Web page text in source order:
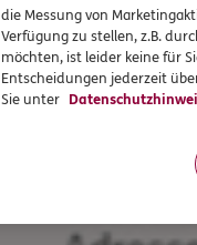
die Messung von
Verfügung zu stellen, z.B.
möchten, ist leider keine für
Entscheidungen jederzeit
Sie unter